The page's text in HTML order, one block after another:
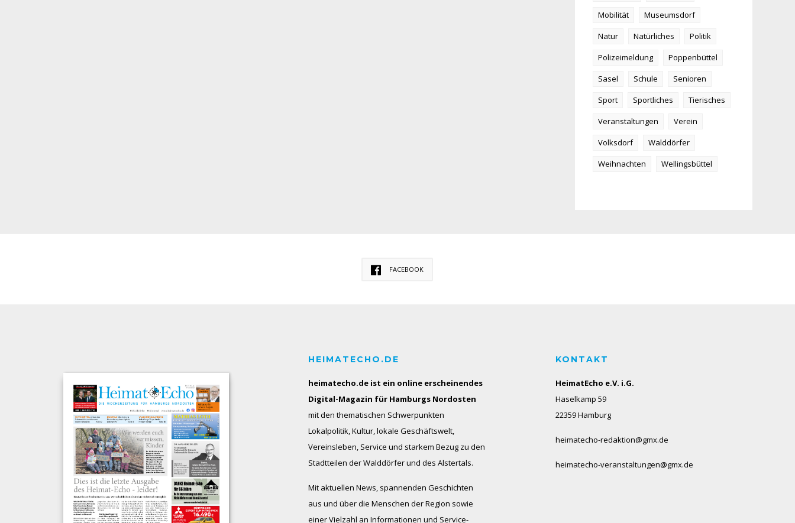
Mobilität
Museumsdorf
Natur
Natürliches
Politik
Polizeimeldung
Poppenbüttel
Sasel
Schule
Senioren
Sport
Sportliches
Tierisches
Veranstaltungen
Verein
Volksdorf
Walddörfer
Weihnachten
Wellingsbüttel
FACEBOOK
HEIMATECHO.DE
heimatecho.de ist ein online erscheinendes
Digital-Magazin für Hamburgs Nordosten
mit den thematischen Schwerpunkten
Lokalpolitik, Kultur, lokale Geschäftswelt,
Vereinsleben, Service und starkem Bezug zu den
Stadtteilen der Walddörfer und des Alstertals.
Mit aktuellen News, spannenden Geschichten
aus und über die Menschen der Region sowie
einer Vielzahl an Informationen und Service-
KONTAKT
HeimatEcho e.V. i.G.
Haselkamp 59
22359 Hamburg
heimatecho-redaktion@gmx.de
heimatecho-veranstaltungen@gmx.de